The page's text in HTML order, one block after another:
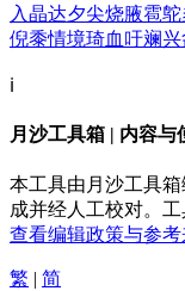
入晶达夕尖烧腋雹鸵
倪黍情境琦血 吁斓兴
ℹ️
月沙工具箱 | 内容与
本工具由月沙工具
成并经人工校对。
查看编辑政策与参
繁 | 简